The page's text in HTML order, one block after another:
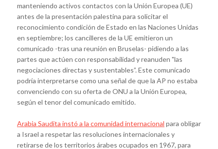
manteniendo activos contactos con la Unión Europea (UE)
antes de la presentación palestina para solicitar el
reconocimiento condición de Estado en las Naciones Unidas
en septiembre; los cancilleres de la UE emitieron un
comunicado -tras una reunión en Bruselas- pidiendo a las
partes que actúen con responsabilidad y reanuden "las
negociaciones directas y sustentables”. Este comunicado
podría interpretarse como una señal de que la AP no estaba
convenciendo con su oferta de ONU a la Unión Europea,
según el tenor del comunicado emitido.
Arabia Saudita instó a la comunidad internacional para obligar
a Israel a respetar las resoluciones internacionales y
retirarse de los territorios árabes ocupados en 1967, para